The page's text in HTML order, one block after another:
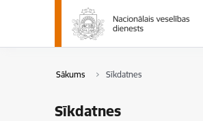
Pāriet uz lapas saturu
Sākums Sīkdatnes
Sīkdatnes